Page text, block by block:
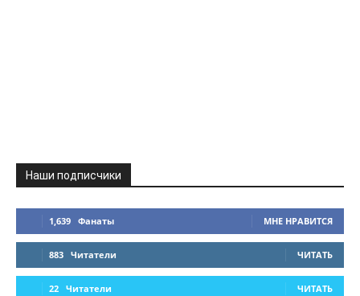
Наши подписчики
1,639 Фанаты МНЕ НРАВИТСЯ
883 Читатели ЧИТАТЬ
22 Читатели ЧИТАТЬ